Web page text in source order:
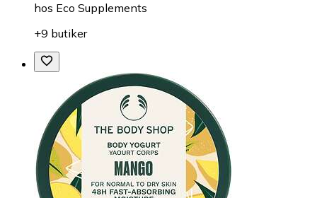
hos Eco Supplements
+9 butiker